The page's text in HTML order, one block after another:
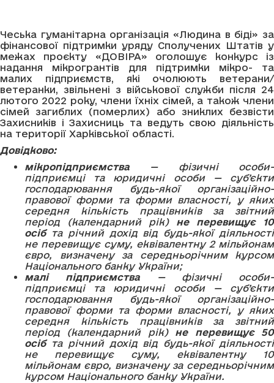
Чеська гуманітарна організація «Людина в біді» за
фінансової підтримки уряду Сполучених Штатів у
межах проєкту «ДОВІРА» оголошує конкурс із
надання мікрогрантів для підтримки мікро- та
малих підприємств, які очолюють ветерани/
ветеранки, звільнені з військової служби після 24
лютого 2022 року, члени їхніх сімей, а також члени
сімей загиблих (померлих) або зниклих безвісти
Захисників і Захисниць та ведуть свою діяльність
на території Харківської області.
Довідково:
мікропідприємства — фізичні особи-
підприємці та юридичні особи — суб’єкти
господарювання будь-якої організаційно-
правової форми та форми власності, у яких
середня кількість працівників за звітний
період (календарний рік)не перевищує 10
осібта річний дохід від будь-якої діяльності
не перевищує суму, еквівалентну 2 мільйонам
євро, визначену за середньорічним курсом
Національного банку України;
малі підприємства— фізичні особи-
підприємці та юридичні особи — суб’єкти
господарювання будь-якої організаційно-
правової форми та форми власності, у яких
середня кількість працівників за звітний
період (календарний рік) не перевищує 50
осібта річний дохід від будь-якої діяльності
не перевищує суму, еквівалентну 10
мільйонам євро, визначену за середньорічним
курсом Національного банку України.